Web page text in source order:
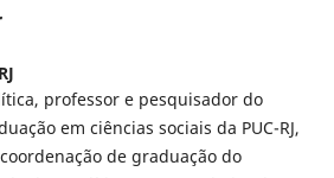
professor e pesquisador do
em ciências sociais da PUC-RJ,
de graduação do